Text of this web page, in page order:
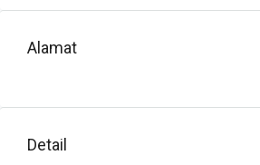
Alamat
Detail